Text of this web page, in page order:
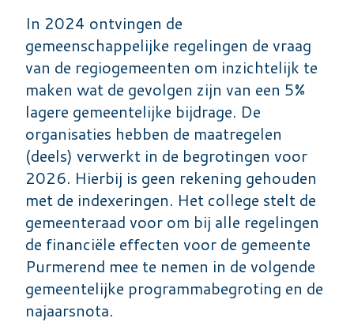
In 2024 ontvingen de
gemeenschappelijke regelingen de vraag
van de regiogemeenten om inzichtelijk te
maken wat de gevolgen zijn van een 5%
lagere gemeentelijke bijdrage. De
organisaties hebben de maatregelen
(deels) verwerkt in de begrotingen voor
2026. Hierbij is geen rekening gehouden
met de indexeringen. Het college stelt de
gemeenteraad voor om bij alle regelingen
de financiële effecten voor de gemeente
Purmerend mee te nemen in de volgende
gemeentelijke programmabegroting en de
najaarsnota.